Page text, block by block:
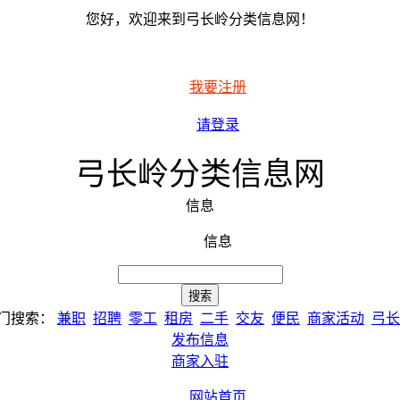
您好，欢迎来到弓长岭分类信息网！
我要注册
请登录
弓长岭分类信息网
信息
信息
搜索： 兼职 招聘 零工 租房 二手 交友 便民 商家活动 弓
发布信息
商家入驻
网站首页